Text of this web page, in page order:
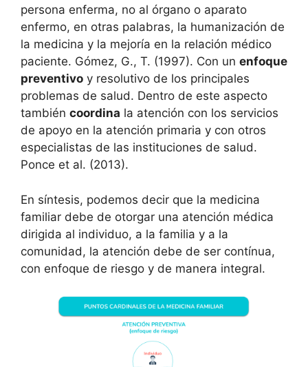
persona enferma, no al órgano o aparato
enfermo, en otras palabras, la humanización de
la medicina y la mejoría en la relación médico
paciente. Gómez, G., T. (1997). Con un enfoque
preventivo y resolutivo de los principales
problemas de salud. Dentro de este aspecto
también coordina la atención con los servicios
de apoyo en la atención primaria y con otros
especialistas de las instituciones de salud.
Ponce et al. (2013).
En síntesis, podemos decir que la medicina
familiar debe de otorgar una atención médica
dirigida al individuo, a la familia y a la
comunidad, la atención debe de ser contínua,
con enfoque de riesgo y de manera integral.